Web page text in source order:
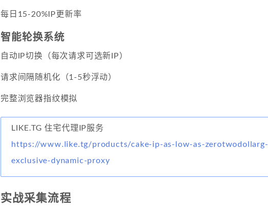
每日15-20%IP更新率
智能轮换系统
自动IP切换（每次请求可选新IP）
请求间隔随机化（1-5秒浮动）
完整浏览器指纹模拟
LIKE.TG 住宅代理IP服务
https://www.like.tg/products/cake-ip-as-low-as-zerotwodollarg-
exclusive-dynamic-proxy
实战采集流程